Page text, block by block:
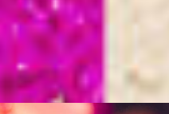
Wijkfestival Kanaleneiland
Culturele Broedplaats